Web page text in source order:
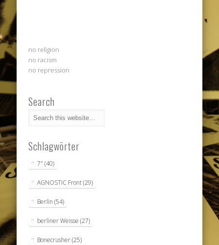
no religion
no racism
no repression
Search
Schlagwörter
7" (40)
AGNOSTIC Front(29)
Berlin (54)
berliner Weisse (27)
Bonecrusher(25)